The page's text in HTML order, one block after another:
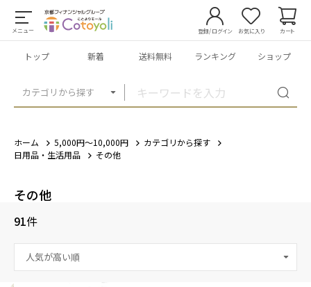
メニュー
カテゴリから探す
登録/ログイン お気に入り カート
トップ 新着 送料無料 ランキング ショップ
ホーム 5,000円～10,000円
カテゴリから探す
日用品・生活用品
その他
その他
91件